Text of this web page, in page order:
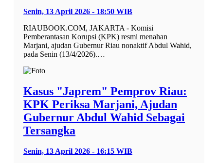
Senin, 13 April 2026 - 18:50 WIB
RIAUBOOK.COM, JAKARTA - Komisi
Pemberantasan Korupsi (KPK) resmi menahan
Marjani, ajudan Gubernur Riau nonaktif Abdul Wahid,
pada Senin (13/4/2026).…
Kasus "Japrem" Pemprov Riau:
KPK Periksa Marjani, Ajudan
Gubernur Abdul Wahid Sebagai
Tersangka
Senin, 13 April 2026 - 16:15 WIB